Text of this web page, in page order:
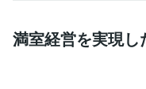
満室経営を実現